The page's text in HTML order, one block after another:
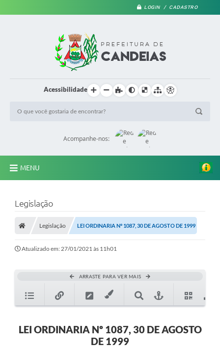
LOGIN / CADASTRO
Acessibilidade
Acompanhe-nos:
MENU
A Prefeitura
Diário Oficial
TRANSPARÊNCIA
Contato
Notícias
Denúncia de Lotes sujos e entulhos
Legislação
Legislação LEI ORDINARIA Nº 1087, 30 DE AGOSTO DE 1999
Atualizado em: 27/01/2021 às 11h01
ARRASTE PARA VER MAIS
LEI ORDINARIA Nº 1087, 30 DE AGOSTO
DE 1999